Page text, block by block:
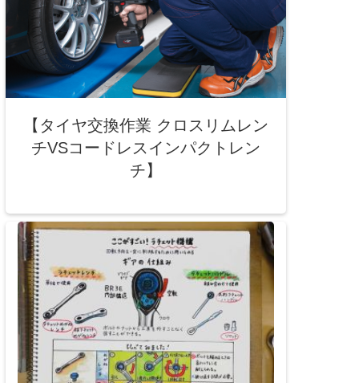
【タイヤ交換作業 クロスリムレン
チVSコードレスインパクトレン
チ】